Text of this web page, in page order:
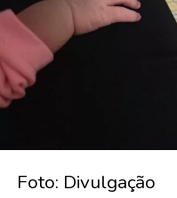
Foto: Divulgação